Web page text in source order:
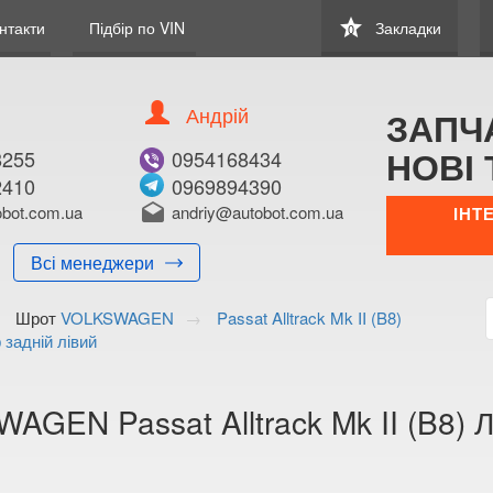
Підбір по VIN star
0 Закладки
Всі менеджери
Андрій
0954168434
0969894390
drafts andriy@autobot.com.ua
НОВІ
ШротVOLKSWAGEN
Passat Alltrack Mk II (B8)
лівий
Passat Alltrack Mk II (B8)
В ЗАКЛАДКИ КУПИТИ
Менеджер:
+38 (095) 559-
+38 (096) 998-